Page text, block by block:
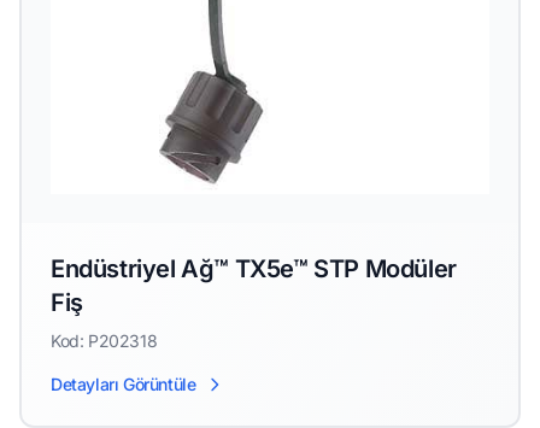
Endüstriyel Ağ™ TX5e™ STP Modüler
Fiş
Kod: P202318
Detayları Görüntüle